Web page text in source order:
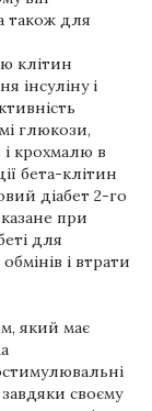
також для
клітин
інсуліну і
глюкози,
і крохмалю в
бета-клітин
діабет 2-го
при
для
і втрати
який має
своєму